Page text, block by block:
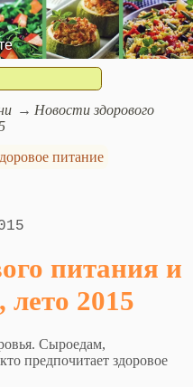
Новости здорового
питание
лето 2015
Сыроедам,
предпочитает здоровое